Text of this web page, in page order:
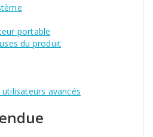
portable
du produit
avancés